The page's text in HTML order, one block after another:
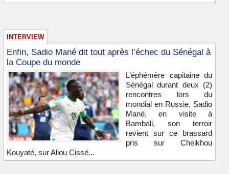
INTERVIEW
Enfin, Sadio Mané dit tout après l’échec du Sénégal à
la Coupe du monde
L’éphémère capitaine du
Sénégal durant deux (2)
rencontres lors du
mondial en Russie, Sadio
Mané, en visite à
Bambali, son terroir
revient sur ce brassard
pris sur Cheikhou
Kouyaté, sur Aliou Cissé...